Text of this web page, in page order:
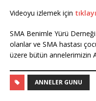
Videoyu izlemek için
SMA Benimle Yürü
olanlar ve SMA hastası
üzere bütün annelerimizin
ANNELER GUNU